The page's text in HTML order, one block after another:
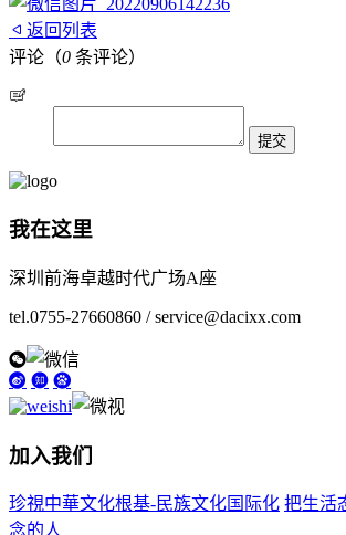
返回列表
评论（0 条评论）
我在这里
深圳前海卓越时代广场A座
tel.0755-27660860 / service@dacixx.com
加入我们
珍視中華文化根基-民族文化国际化 把生活
念的人